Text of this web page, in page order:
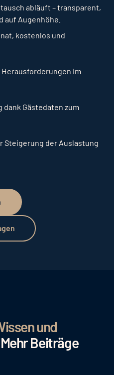
abläuft – transparent,
auf Augenhöhe.
kostenlos und
im
Gästedaten zum
Steigerung der Auslastung
und
Mehr Beiträge